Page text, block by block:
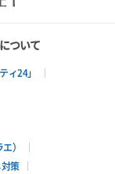
ついて
ィ24」
）
策